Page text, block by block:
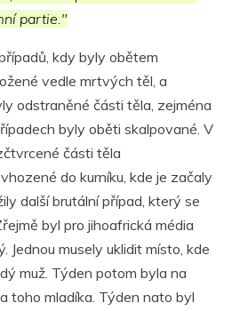
partie."
kdy byly obětem
vedle mrtvých těl, a
odstraněné části těla, zejména
byly oběti skalpované. V
části těla
do kurníku, kde je začaly
další brutální případ, který se
byl pro jihoafrická média
Jednou musely uklidit místo, kde
muž. Týden potom byla na
toho mladíka. Týden nato byl